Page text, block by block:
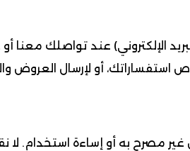
الإلكتروني) عند تواصلك معنا
أو لإرسال العروض
مصرح به أو إساءة استخدام. لا